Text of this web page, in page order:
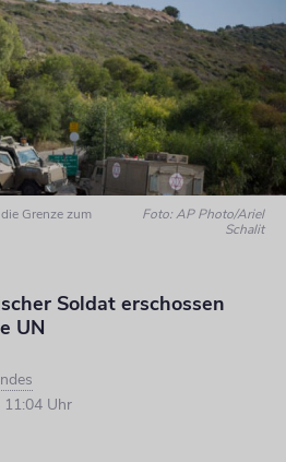
Grenze zum
Foto: AP Photo/Ariel
Schalit
Soldat erschossen
UN
11:04 Uhr